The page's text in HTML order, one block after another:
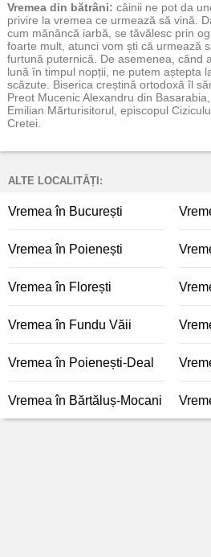
Vremea din bătrâni: câinii ne pot da
privire la vremea ce urmează să vină.
cum mănâncă iarbă, se tăvălesc prin
foarte mult, atunci vom ști că urmează
furtună puternică. De asemenea, când
lună în timpul nopții, ne putem aștepta
scăzute. Biserica creștină ortodoxă îl
Preot Mucenic Alexandru din
Emilian Mărturisitorul, episcopul
Cretei.
ALTE LOCALITĂȚI:
Vremea în București
Vremea în Poienești
Vremea în Florești
Vremea în Fundu Văii
Vremea în Poienești-Deal
Vremea în Bărtăluș-Mocani